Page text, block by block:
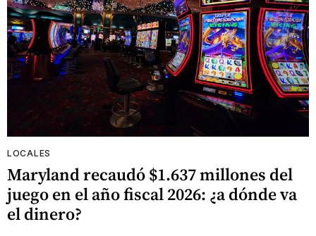
LOCALES
Maryland recaudó $1.637 millones del
juego en el año fiscal 2026: ¿a dónde va
el dinero?